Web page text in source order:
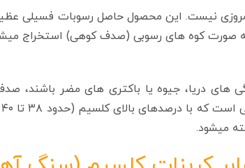
نیست. این محصول حاصل رسوبات فسیلی
صورت کوه‌ های رسوبی (صدف کوهی) استخراج
های دریا، جیوه یا باکتری‌ های مضر باشند،
میشود.